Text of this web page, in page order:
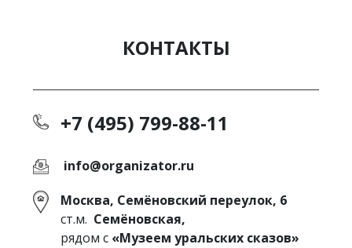
КОНТАКТЫ
+7 (495) 799-88-11
info@organizator.ru
Москва, Семёновский переулок, 6
ст.м. Семёновская,
рядом с «Музеем уральских сказов»